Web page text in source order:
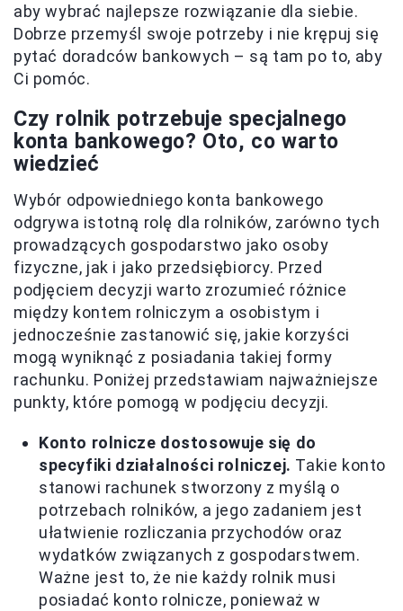
aby wybrać najlepsze rozwiązanie dla siebie.
Dobrze przemyśl swoje potrzeby i nie krępuj się
pytać doradców bankowych – są tam po to, aby
Ci pomóc.
Czy rolnik potrzebuje specjalnego
konta bankowego? Oto, co warto
wiedzieć
Wybór odpowiedniego konta bankowego
odgrywa istotną rolę dla rolników, zarówno tych
prowadzących gospodarstwo jako osoby
fizyczne, jak i jako przedsiębiorcy. Przed
podjęciem decyzji warto zrozumieć różnice
między kontem rolniczym a osobistym i
jednocześnie zastanowić się, jakie korzyści
mogą wyniknąć z posiadania takiej formy
rachunku. Poniżej przedstawiam najważniejsze
punkty, które pomogą w podjęciu decyzji.
Konto rolnicze dostosowuje się do
specyfiki działalności rolniczej. Takie konto
stanowi rachunek stworzony z myślą o
potrzebach rolników, a jego zadaniem jest
ułatwienie rozliczania przychodów oraz
wydatków związanych z gospodarstwem.
Ważne jest to, że nie każdy rolnik musi
posiadać konto rolnicze, ponieważ w